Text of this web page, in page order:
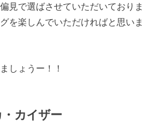
見で選ばさせていただいておりま
を楽しんでいただければと思いま
しょうー！！
カイザー